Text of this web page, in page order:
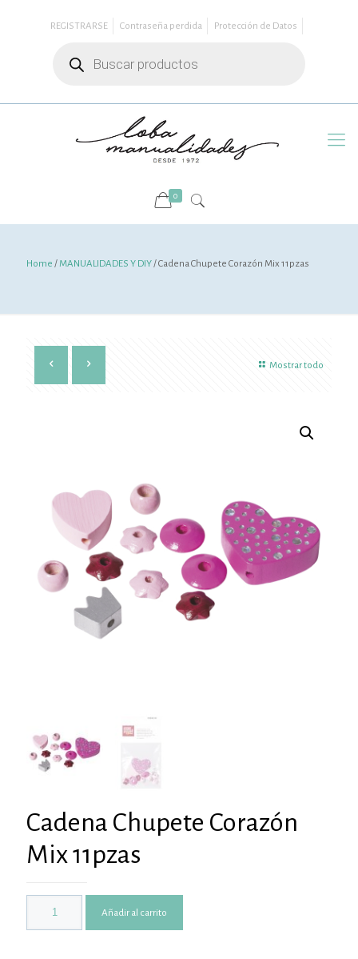
REGISTRARSE Contraseña perdida
Protección de Datos
productos
0
Home /MANUALIDADES Y DIY/ Cadena Chupete Corazón Mix 11pzas
Mostrar todo
Cadena Chupete Corazón
Mix 11pzas
Añadir al carrito